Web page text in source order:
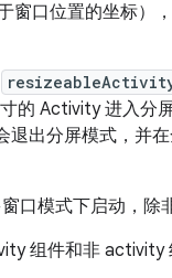
窗口位置的坐标）
的 Activity 进入分
出分屏模式，并
口模式下启动，除
组件和非 activity